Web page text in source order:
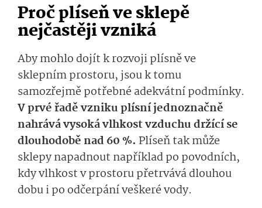
Proč plíseň ve sklepě
nejčastěji vzniká
Aby mohlo dojít k rozvoji plísně ve
sklepním prostoru, jsou k tomu
samozřejmě potřebné adekvátní podmínky.
V prvé řadě vzniku plísní jednoznačně
nahrává vysoká vlhkost vzduchu držící se
dlouhodobě nad 60 %. Plíseň tak může
sklepy napadnout například po povodních,
kdy vlhkost v prostoru přetrvává dlouhou
dobu i po odčerpání veškeré vody.